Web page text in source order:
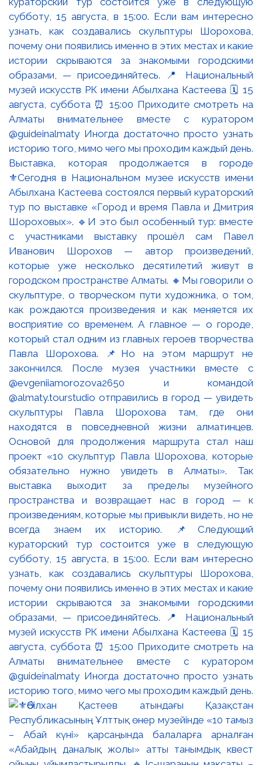
Выставка, которая продолжается в городе
⚜️Сегодня в Национальном музее искусств имени
Абылхана Кастеева состоялся первый кураторский
тур по выставке «Город и время Павла и Дмитрия
Шороховых». 🔹И это был особенный тур: вместе
с участниками выставку прошёл сам Павел
Иванович Шорохов — автор произведений,
которые уже несколько десятилетий живут в
городском пространстве Алматы. 🔸Мы говорили о
скульптуре, о творческом пути художника, о том,
как рождаются произведения и как меняется их
восприятие со временем. А главное — о городе,
который стал одним из главных героев творчества
Павла Шорохова. 📌Но на этом маршрут не
закончился. После музея участники вместе с
@evgeniiamorozova2650 и командой
@almaty.tourstudio отправились в город — увидеть
скульптуры Павла Шорохова там, где они
находятся в повседневной жизни алматинцев.
Основой для продолжения маршрута стал наш
проект «10 скульптур Павла Шорохова, которые
обязательно нужно увидеть в Алматы». Так
выставка выходит за пределы музейного
пространства и возвращает нас в город — к
произведениям, которые мы привыкли видеть, но не
всегда знаем их историю. 📌Следующий
кураторский тур состоится уже в следующую
субботу, 15 августа, в 15:00. Если вам интересно
узнать, как создавались скульптуры Шорохова,
почему они появились именно в этих местах и какие
истории скрываются за знакомыми городскими
образами, — присоединяйтесь. 📍 Национальный
музей искусств РК имени Абылхана Кастеева 🗓 15
августа, суббота ⏰ 15:00 Приходите смотреть на
Алматы внимательнее вместе с куратором
@guideinalmaty Иногда достаточно просто узнать
историю того, мимо чего мы проходим каждый день.